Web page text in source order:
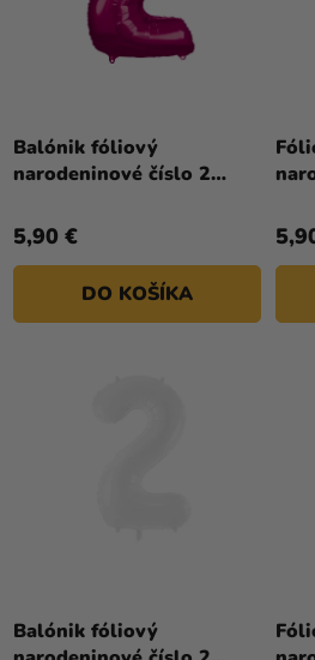
Balónik fóliový
narodeninové číslo 2
hodnotenie
produktu
5
hviezdičiek.
5,90 €
DO KOŠÍKA
Balónik fóliový